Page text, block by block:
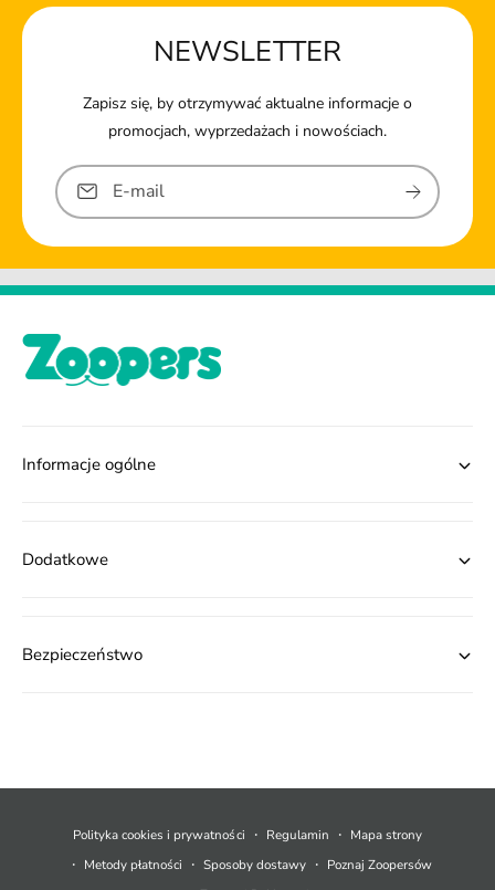
NEWSLETTER
Zapisz się, by otrzymywać aktualne informacje o
promocjach, wyprzedażach i nowościach.
E-mail
Informacje ogólne
Dodatkowe
Bezpieczeństwo
e
Polityka cookies i prywatności Regulamin
Mapa strony
Metody płatności
Sposoby dostawy
Poznaj Zoopersów